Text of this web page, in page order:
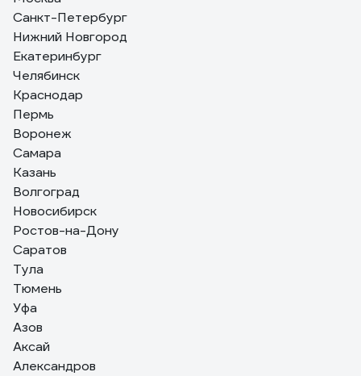
1 отзыв
Отзыв о Губка шлифовальная (250 шт)
четырёхсторонняя, Р60, 100x68x25 мм,
Grey Flex AbraTechnic ABR.4X.60/250
Анатолий Завьялов
Санкт-Петербург
Нижний Новгород
Екатеринбург
Челябинск
Краснодар
Пермь
Воронеж
Самара
Казань
Волгоград
Новосибирск
Ростов-на-Дону
Саратов
Тула
Тюмень
Уфа
Азов
Аксай
Александров